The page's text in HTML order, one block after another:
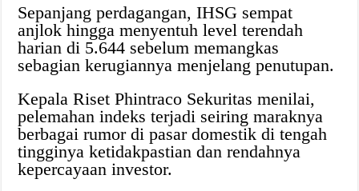
Sepanjang perdagangan, IHSG sempat
anjlok hingga menyentuh level terendah
harian di 5.644 sebelum memangkas
sebagian kerugiannya menjelang penutupan.
Kepala Riset Phintraco Sekuritas menilai,
pelemahan indeks terjadi seiring maraknya
berbagai rumor di pasar domestik di tengah
tingginya ketidakpastian dan rendahnya
kepercayaan investor.